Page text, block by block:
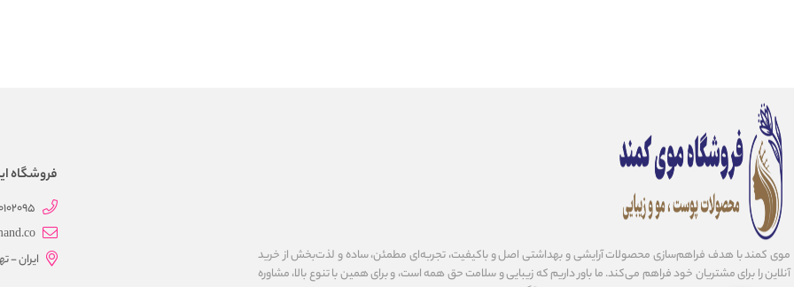
موی کمند با هدف فراهم‌سازی محصولات آرایشی و بهداشتی اصل و باکیفیت، تجربه‌ای مطمئن، ساده و لذت‌بخش از خرید
آنلاین را برای مشتریان خود فراهم می‌کند. ما باور داریم که زیبایی و سلامت حق همه است، و برای همین با تنوع بالا، مشاوره
فروشگاه
ایران -